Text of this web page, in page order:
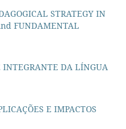
STRATEGY IN
FUNDAMENTAL
INTEGRANTE DA LÍNGUA
E IMPACTOS